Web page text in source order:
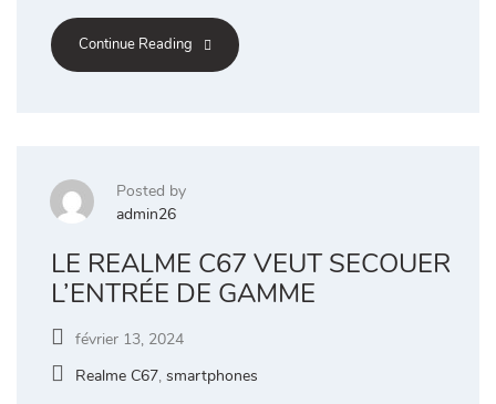
Continue Reading
Posted by
admin26
LE REALME C67 VEUT SECOUER
L’ENTRÉE DE GAMME
février 13, 2024
Realme C67, smartphones